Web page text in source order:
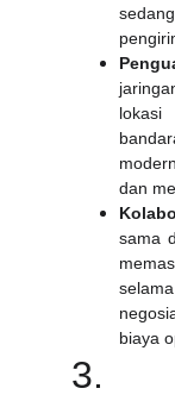
lokasi
dan
sama
biaya
3.